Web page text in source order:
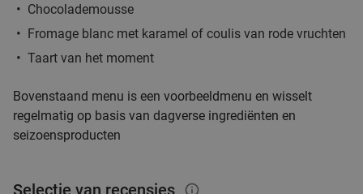
Chocolademousse
Fromage blanc met karamel of coulis van rode vruchten
Taart van het moment
Bovenstaand menu is een voorbeeldmenu en wisselt
regelmatig op basis van dagverse ingrediënten en
seizoensproducten
Selectie van recensies info_outlined